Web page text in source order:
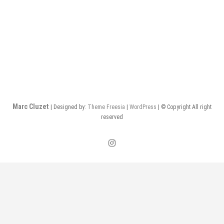
de
Marc Cluzet | Designed by: Theme Freesia WordPress | © Copyright All right
reserved
instagram